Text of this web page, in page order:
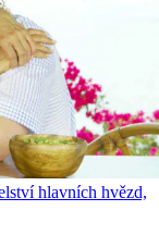
hlavních hvězd,